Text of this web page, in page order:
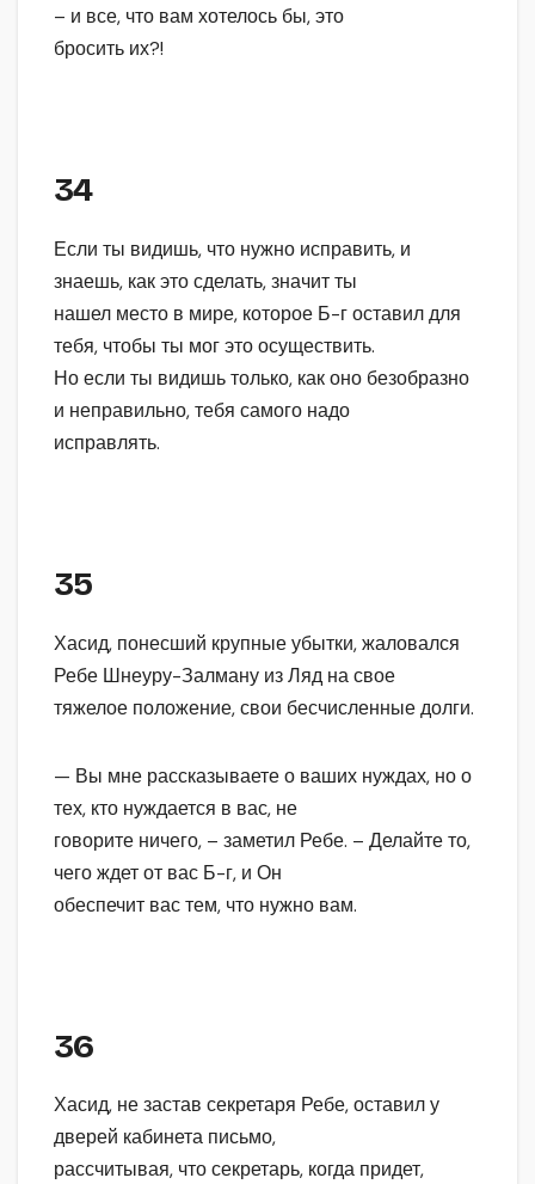
– и все, что вам хотелось бы, это
бросить их?!
34
Если ты видишь, что нужно исправить, и
знаешь, как это сделать, значит ты
нашел место в мире, которое Б-г оставил для
тебя, чтобы ты мог это осуществить.
Но если ты видишь только, как оно безобразно
и неправильно, тебя самого надо
исправлять.
35
Хасид, понесший крупные убытки, жаловался
Ребе Шнеуру-Залману из Ляд на свое
тяжелое положение, свои бесчисленные долги.
— Вы мне рассказываете о ваших нуждах, но о
тех, кто нуждается в вас, не
говорите ничего, – заметил Ребе. – Делайте то,
чего ждет от вас Б-г, и Он
обеспечит вас тем, что нужно вам.
36
Хасид, не застав секретаря Ребе, оставил у
дверей кабинета письмо,
рассчитывая, что секретарь, когда придет,